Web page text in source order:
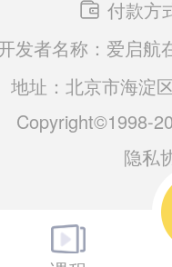
付款方
发者名称：爱启航
地址：北京市海淀
Copyright©1998-
隐私